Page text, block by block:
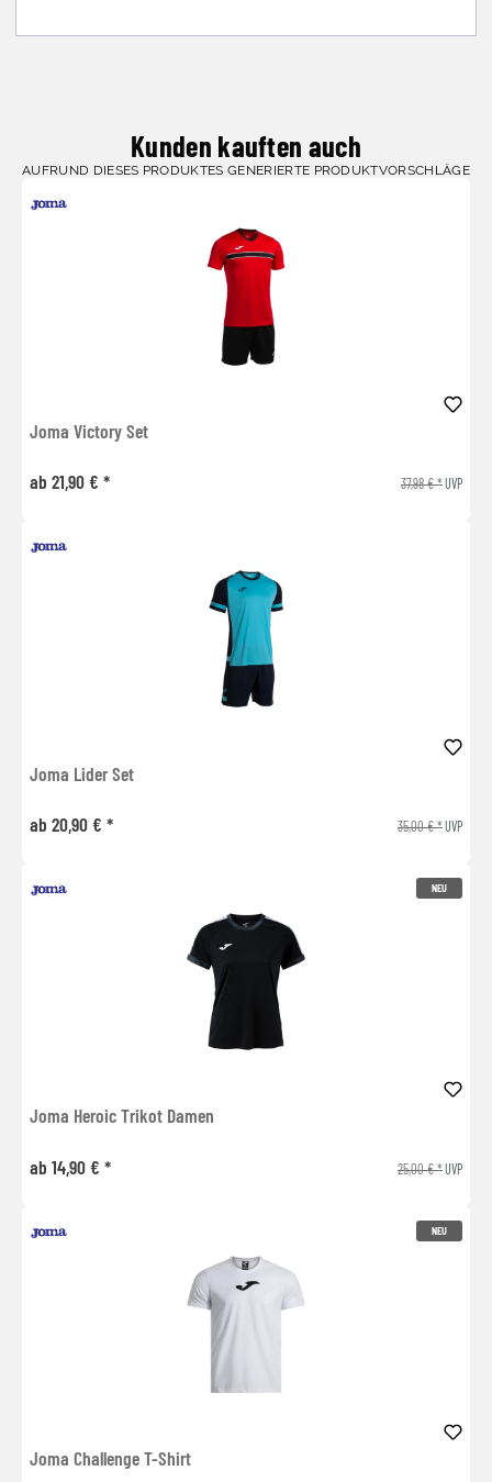
Kunden kauften auch
AUFRUND DIESES PRODUKTES GENERIERTE PRODUKTVORSCHLÄGE
Joma Victory Set
ab 21,90 € * 37,98 € *UVP
Joma Lider Set
ab 20,90 € * 35,00 € *UVP
NEU
Joma Heroic Trikot Damen
ab 14,90 € * 25,00 € *UVP
NEU
Joma Challenge T-Shirt